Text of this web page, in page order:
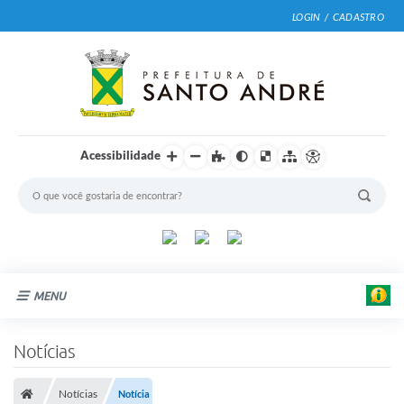
LOGIN / CADASTRO
Acessibilidade
MENU
Notícias
Notícias Notícia